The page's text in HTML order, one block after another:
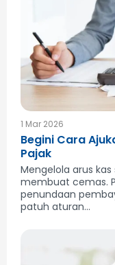
1 Mar 2026
Begini Cara
Pajak
Mengelola arus
membuat cemas.
penundaan
patuh aturan...